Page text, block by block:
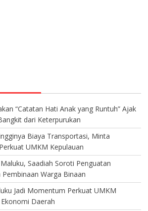
“Catatan Hati Anak yang Runtuh” Ajak
dari Keterpurukan
Biaya Transportasi, Minta
UMKM Kepulauan
Saadiah Soroti Penguatan
Warga Binaan
Jadi Momentum Perkuat UMKM
Daerah